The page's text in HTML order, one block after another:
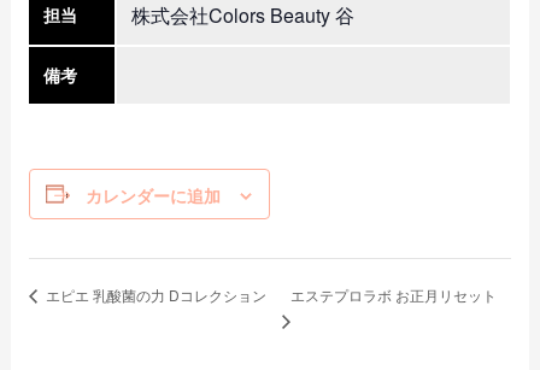
担当 株式会社Colors Beauty 谷
備考
カレンダーに追加
エピエ 乳酸菌の力 Dコレクション エステプロラボ お正月リセット